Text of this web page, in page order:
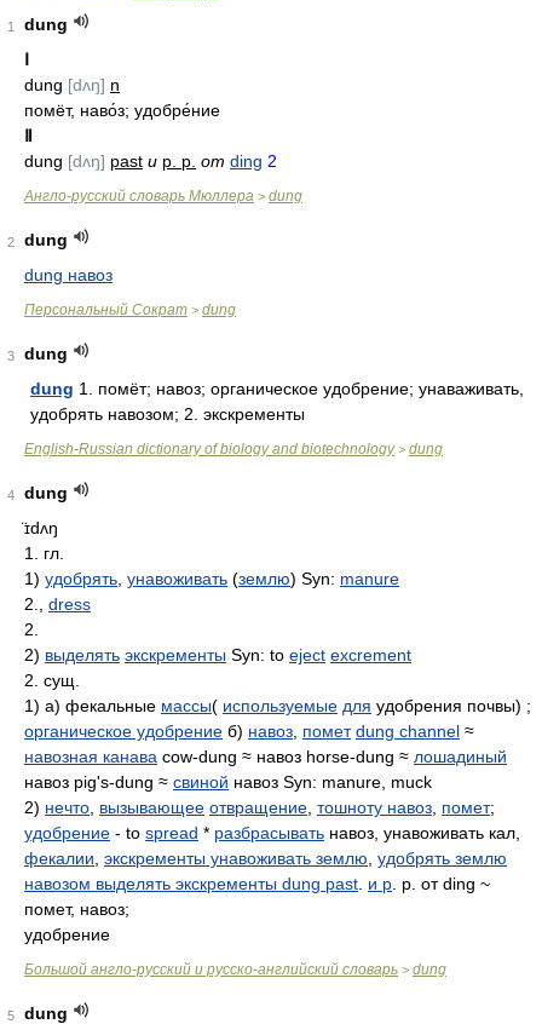
1
dung
Ⅰ
dung [dʌŋ] n
помёт, наво́з; удобре́ние
Ⅱ
dung [dʌŋ] past и p. p. от ding 2
Англо-русский словарь Мюллера > dung
2
dung
dung навоз
Персональный Сократ > dung
3
dung
dung 1. помёт; навоз; органическое удобрение; унаваживать,
удобрять навозом; 2. экскременты
English-Russian dictionary of biology and biotechnology> dung
4
dung
̈ɪdʌŋ
1. гл.
1) удобрять унавоживать (землю) Syn: manure
2., dress
2.
2) выделять экскременты Syn: to eject excrement
2. сущ.
1) а) фекальные массы( используемые для удобрения почвы) ;
органическое удобрение б) навоз помет dung channel ≈
навозная канава cow-dung ≈ навоз horse-dung ≈ лошадиный
навоз pig's-dung ≈ свиной навоз Syn: manure, muck
2) нечто вызывающее отвращение тошноту навоз помет;
удобрение - to spread * разбрасывать навоз, унавоживать кал,
фекалии экскременты унавоживать землю удобрять землю
навозом выделять экскременты dung past и p . p. от ding ~
помет, навоз;
удобрение
Большой англо-русский и русско-английский словарь > dung
5
dung